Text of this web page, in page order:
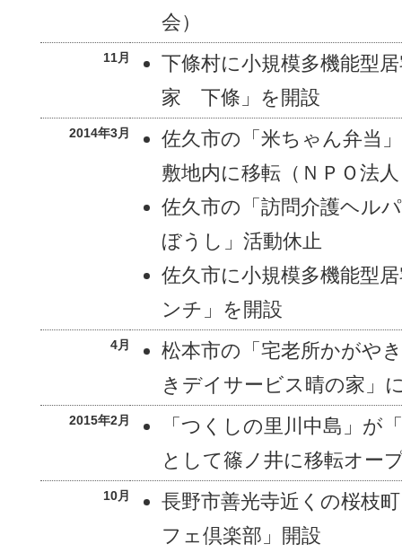
会）
11月
下條村に小規模多機能型
家 下條」を開設
2014年3月
佐久市の「米ちゃん弁当
敷地内に移転（ＮＰＯ法
佐久市の「訪問介護ヘル
ぼうし」活動休止
佐久市に小規模多機能型
ンチ」を開設
4月
松本市の「宅老所かがや
きデイサービス晴の家」
2015年2月
「つくしの里川中島」が
として篠ノ井に移転オー
10月
長野市善光寺近くの桜枝
フェ倶楽部」開設